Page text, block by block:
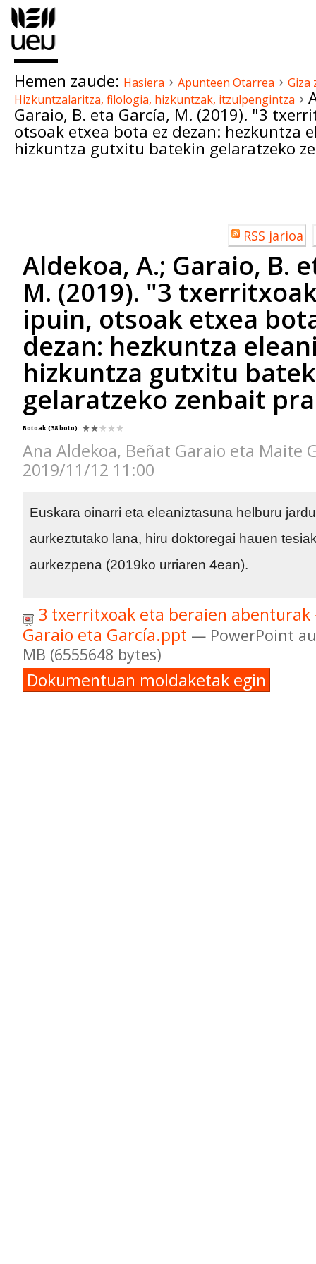
Hemen zaude: Hasiera › Apunteen Otarrea › Giza
Hizkuntzalaritza, filologia, hizkuntzak, itzulpengintza ›
Garaio, B. eta García, M. (2019). "3
otsoak etxea bota ez dezan: hezkuntza
hizkuntza gutxitu batekin gelaratzeko
Erabiltzailearen
akzioak
RSS jarioa
Aldekoa, A.; Garaio, B.
M. (2019). "3
ipuin, otsoak etxea
dezan: hezkuntza
hizkuntza gutxitu
gelaratzeko zenbait
Botoak(38 boto):
Ana Aldekoa, Beñat Garaio eta Maite
2019/11/12 11:00
Euskara oinarri eta eleaniztasuna helburu
aurkeztutako lana, hiru doktoregai hauen
aurkezpena (2019ko urriaren 4ean).
3 txerritxoak eta beraien abenturak
Garaio eta García.ppt — PowerPoint
MB (6555648 bytes)
Dokumentuan moldaketak egin